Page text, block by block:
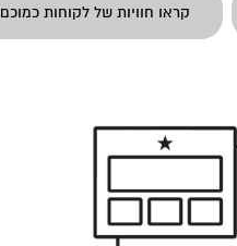
קראו חוויות של לקוחות כמוכם